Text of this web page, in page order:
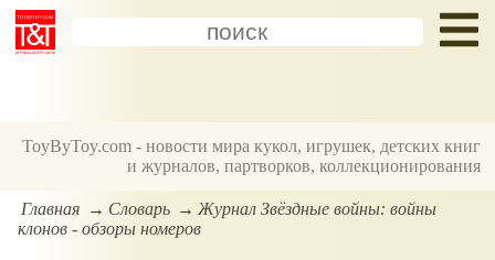
ToyByToy.com - новости мира кукол, игрушек, детских книг
и журналов, партворков, коллекционирования
Главная Словарь
Журнал Звёздные войны: войны
клонов - обзоры номеров